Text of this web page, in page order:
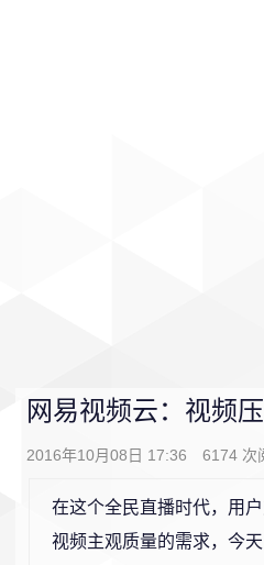
网易视频云：视频
2016年10月08日 17:36 6174 次
在这个全民直播时代，用
视频主观质量的需求，今